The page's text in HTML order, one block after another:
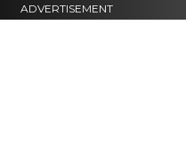
ADVERTISEMENT